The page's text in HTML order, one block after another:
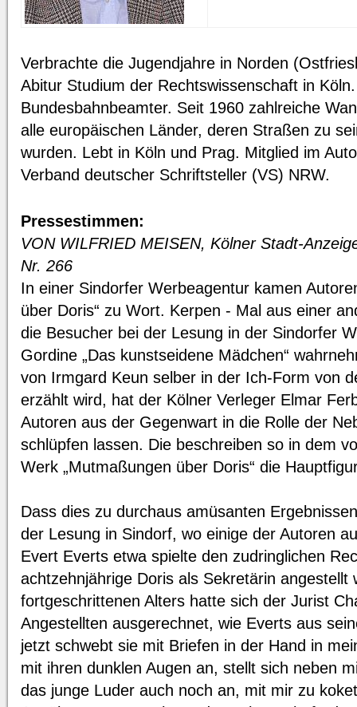
Verbrachte die Jugendjahre in Norden
Abitur Studium der Rechtswissenschaft in
Bundesbahnbeamter. Seit 1960 zahlreiche
alle europäischen Länder, deren Straßen zu
wurden. Lebt in Köln und Prag. Mitglied im
Verband deutscher Schriftsteller (VS) NRW.
Pressestimmen:
VON WILFRIED MEISEN, Kölner Stadt-
Nr. 266
In einer Sindorfer Werbeagentur kamen
über Doris“ zu Wort. Kerpen - Mal aus einer
die Besucher bei der Lesung in der Sindorfer
Gordine „Das kunstseidene Mädchen“
von Irmgard Keun selber in der Ich-Form von
erzählt wird, hat der Kölner Verleger Elmar
Autoren aus der Gegenwart in die Rolle der
schlüpfen lassen. Die beschreiben so in dem
Werk „Mutmaßungen über Doris“ die
Dass dies zu durchaus amüsanten
der Lesung in Sindorf, wo einige der Autoren
Evert Everts etwa spielte den zudringlichen
achtzehnjährige Doris als Sekretärin angestellt
fortgeschrittenen Alters hatte sich der Jurist
Angestellten ausgerechnet, wie Everts aus
jetzt schwebt sie mit Briefen in der Hand in
mit ihren dunklen Augen an, stellt sich neben
das junge Luder auch noch an, mit mir zu